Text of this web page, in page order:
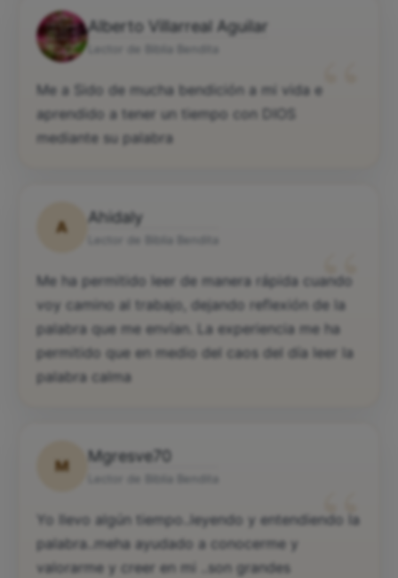
Alberto Villarreal Aguilar
“
Me a Sido de mucha bendición a mi vida e
aprendido a tener un tiempo con DIOS
mediante su palabra
A
Ahidaly
“
Me ha permitido leer de manera rápida cuando
voy camino al trabajo, dejando reflexión de la
palabra que me envían. La experiencia me ha
permitido que en medio del caos del día leer la
palabra calma
M
Mgresve70
“
Yo llevo algún tiempo..leyendo y entendiendo la
palabra..meha ayudado a conocerme y
valorarme y creer en mi ..son grandes